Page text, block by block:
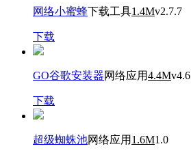
网络小蜜蜂下载工具1.4Mv2.7.7
下载
GO谷歌安装器网络应用4.4Mv4.6
下载
超级蜘蛛池网络应用 1.6M1.0